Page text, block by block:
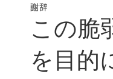
この脆
を目的